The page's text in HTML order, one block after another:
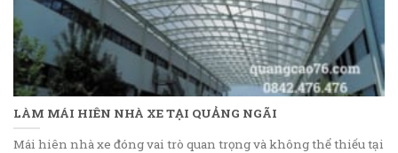
LÀM MÁI HIÊN NHÀ XE TẠI QUẢNG NGÃI
Mái hiên nhà xe đóng vai trò quan trọng và không thể thiếu tại